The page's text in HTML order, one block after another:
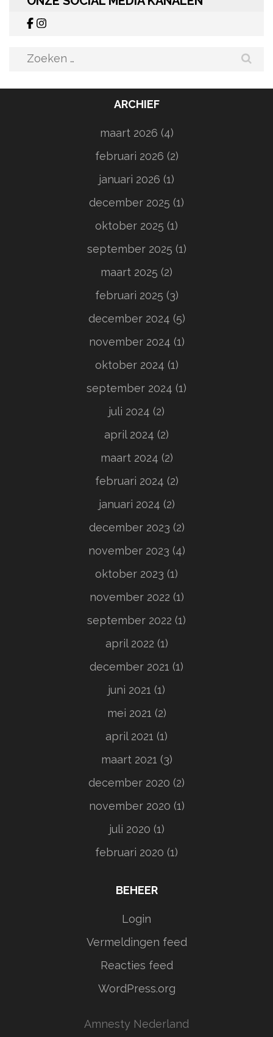
Zoeken
ARCHIEF
maart 2026 (4)
februari 2026 (2)
januari 2026 (1)
december 2025 (1)
oktober 2025 (1)
september 2025 (1)
maart 2025 (2)
februari 2025 (3)
december 2024 (5)
november 2024 (1)
oktober 2024 (1)
september 2024 (1)
juli 2024 (2)
april 2024 (2)
maart 2024 (2)
februari 2024 (2)
januari 2024 (2)
december 2023 (2)
november 2023 (4)
oktober 2023 (1)
november 2022 (1)
september 2022 (1)
april 2022 (1)
december 2021 (1)
juni 2021 (1)
mei 2021 (2)
april 2021 (1)
maart 2021 (3)
december 2020 (2)
november 2020 (1)
juli 2020 (1)
februari 2020 (1)
BEHEER
Login
Vermeldingen feed
Reacties feed
WordPress.org
Amnesty Nederland